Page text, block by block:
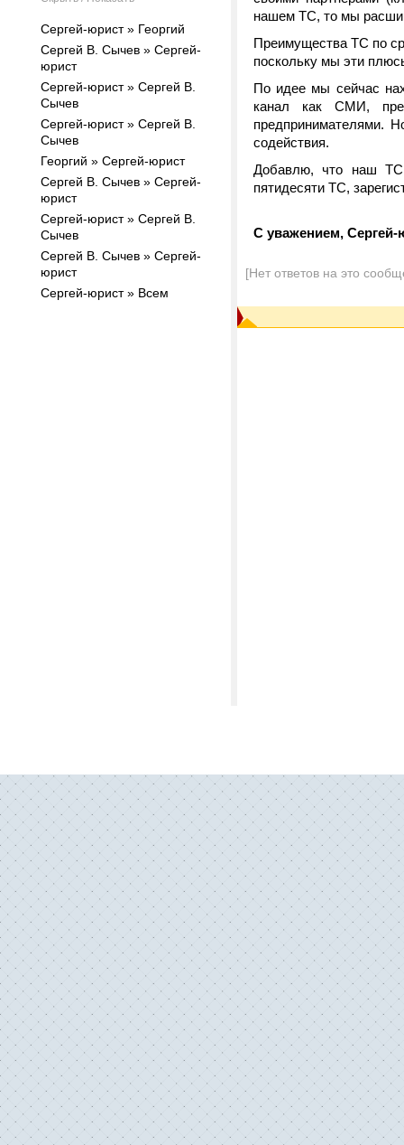
Сергей-юрист » Георгий
Сергей В. Сычев » Сергей-
юрист
Сергей-юрист » Сергей В.
Сычев
Сергей-юрист » Сергей В.
Сычев
Георгий » Сергей-юрист
Сергей В. Сычев » Сергей-
юрист
Cергей-юрист » Сергей В.
Сычев
Сергей В. Сычев » Cергей-
юрист
Сергей-юрист » Всем
нашем ТС, то мы
Преимущества ТС по
поскольку мы эти
По идее мы сейчас
канал как СМИ,
предпринимателями.
содействия.
Добавлю, что наш ТС
пятидесяти ТС,
С уважением, Сергей-
[Нет ответов на это